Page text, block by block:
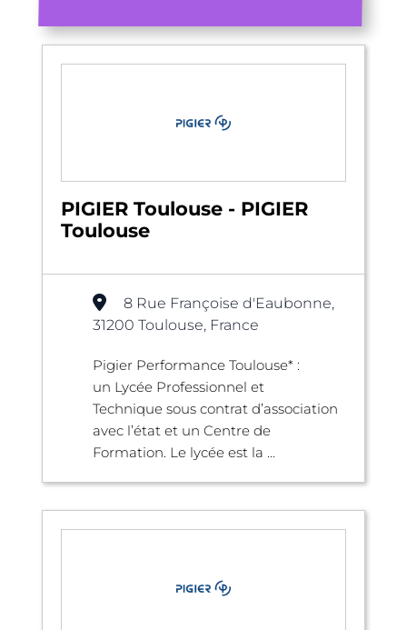
PIGIER Toulouse - PIGIER
Toulouse
8 Rue Françoise d'Eaubonne,
31200 Toulouse, France
Pigier Performance Toulouse* :
un Lycée Professionnel et
Technique sous contrat d’association
avec l’état et un Centre de
Formation. Le lycée est la ...